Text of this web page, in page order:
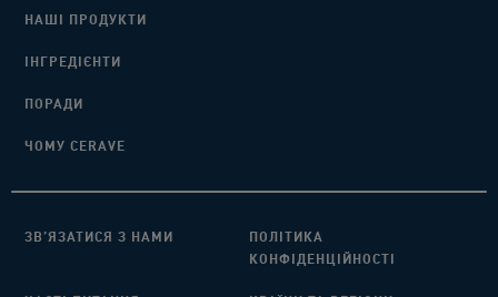
НАШІ ПРОДУКТИ
ІНГРЕДІЄНТИ​
ПОРАДИ​
ЧОМУ CERAVE
ЗВ’ЯЗАТИСЯ З НАМИ​
ПОЛІТИКА
КОНФІДЕНЦІЙНОСТІ